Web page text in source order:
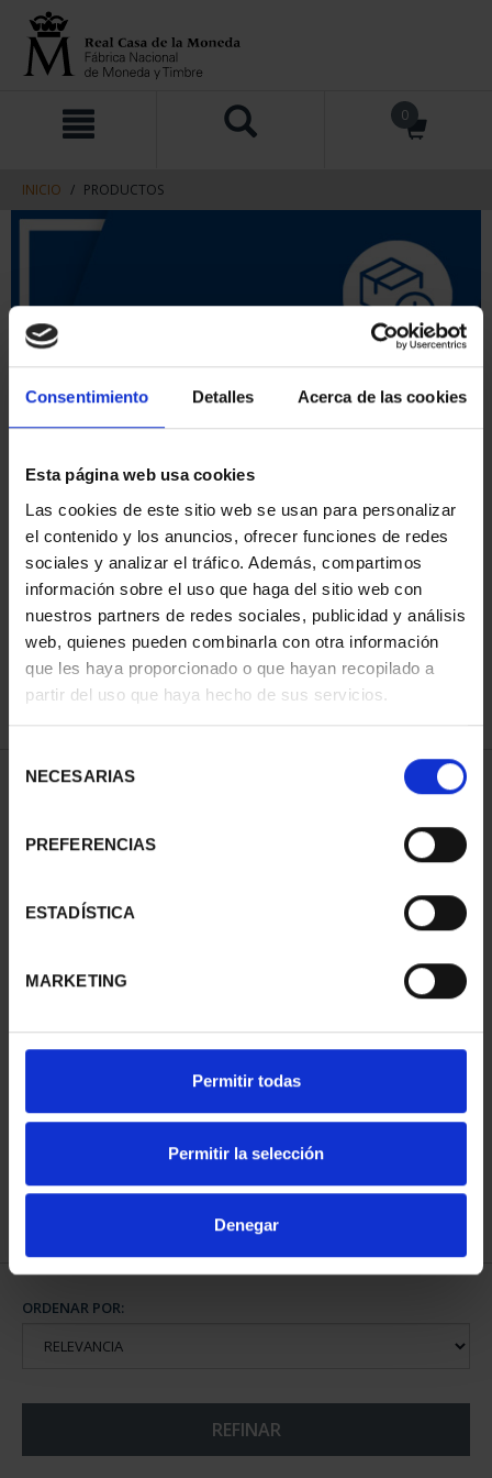
Consentimiento Detalles Acerca de las cookies
Esta página web usa cookies
Las cookies de este sitio web se usan para personalizar
el contenido y los anuncios, ofrecer funciones de redes
sociales y analizar el tráfico. Además, compartimos
información sobre el uso que haga del sitio web con
nuestros partners de redes sociales, publicidad y análisis
web, quienes pueden combinarla con otra información
que les haya proporcionado o que hayan recopilado a
partir del uso que haya hecho de sus servicios.
NECESARIAS
PREFERENCIAS
ESTADÍSTICA
MARKETING
Permitir todas
Permitir la selección
Denegar
contenido
navegacin
0
INICIO PRODUCTOS
ORDENAR POR:
REFINAR
1 Productos encontrados
CAPITALES ESPAÑOLAS
73,00 €
ORDENAR POR:
REFINAR